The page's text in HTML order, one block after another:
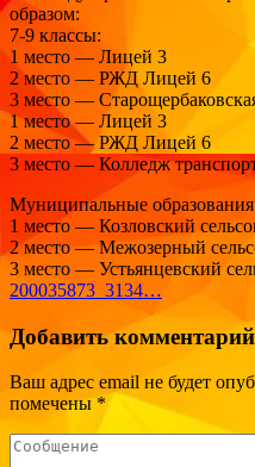
образом:
7-9 классы:
1 место — Лицей 3
2 место — РЖД Лицей 6
3 место —
1 место — Лицей 3
2 место — РЖД Лицей 6
3 место — Колледж
Муниципальные
1 место — Козловский
2 место — Межозерный
3 место — Устьянцевский
200035873_3134…
Добавить комментарий
Ваш адрес email не будет
помечены *